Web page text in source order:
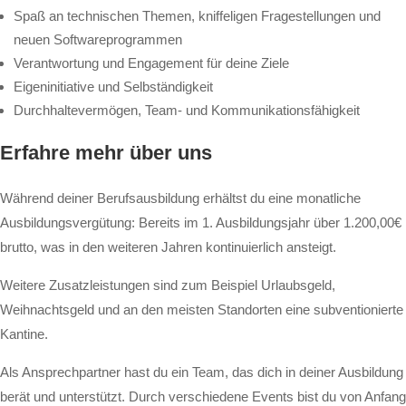
Spaß an technischen Themen, kniffeligen Fragestellungen und
neuen Softwareprogrammen
Verantwortung und Engagement für deine Ziele
Eigeninitiative und Selbständigkeit
Durchhaltevermögen, Team- und Kommunikationsfähigkeit
Erfahre mehr über uns
Während deiner Berufsausbildung erhältst du eine monatliche
Ausbildungsvergütung: Bereits im 1. Ausbildungsjahr über 1.200,00€
brutto, was in den weiteren Jahren kontinuierlich ansteigt.
Weitere Zusatzleistungen sind zum Beispiel Urlaubsgeld,
Weihnachtsgeld und an den meisten Standorten eine subventionierte
Kantine.
Als Ansprechpartner hast du ein Team, das dich in deiner Ausbildung
berät und unterstützt. Durch verschiedene Events bist du von Anfang